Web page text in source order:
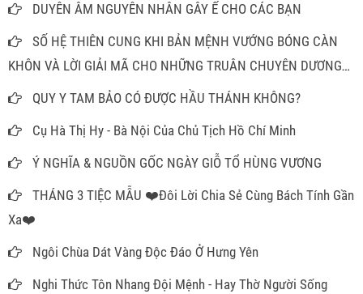
DUYÊN ÂM NGUYÊN NHÂN GÂY Ế CHO CÁC BẠN
SỐ HỆ THIÊN CUNG KHI BẢN MỆNH VƯỚNG BÓNG CÀN
KHÔN VÀ LỜI GIẢI MÃ CHO NHỮNG TRUÂN CHUYÊN DƯƠNG
THẾ
QUY Y TAM BẢO CÓ ĐƯỢC HẦU THÁNH KHÔNG?
Cụ Hà Thị Hy - Bà Nội Của Chủ Tịch Hồ Chí Minh
Ý NGHĨA & NGUỒN GỐC NGÀY GIỖ TỔ HÙNG VƯƠNG
THÁNG 3 TIỆC MẪU ❤️Đôi Lời Chia Sẻ Cùng Bách Tính Gần
Xa❤️
Ngôi Chùa Dát Vàng Độc Đáo Ở Hưng Yên
Nghi Thức Tôn Nhang Đội Mệnh - Hay Thờ Người Sống